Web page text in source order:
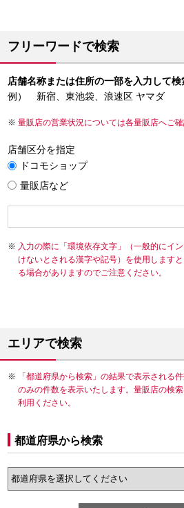
フリーワードで検索
店舗名称または住所の一部を入力して検
例） 新宿、東池袋、浪速区 ヤマダ
量販店の営業状況については各量販店へご確
店舗区分を指定
ドコモショップ
量販店など
入力の際に「環境依存文字」（一般的にイ
けないとされる漢字や記号）を使用します
る場合がありますのでご注意ください。
エリアで検索
「都道府県から検索」の結果で表示される
のみの件数を表示いたします。量販店の検
利用ください。
都道府県から検索